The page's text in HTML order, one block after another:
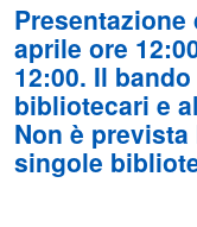
aprile ore
12:00. Il
bibliotecari e
Non è
singole